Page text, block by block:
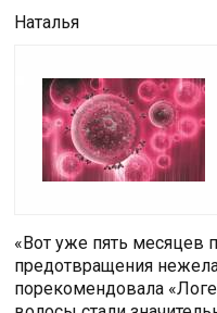
Наталья
«Вот уже пять месяцев
предотвращения
порекомендовала